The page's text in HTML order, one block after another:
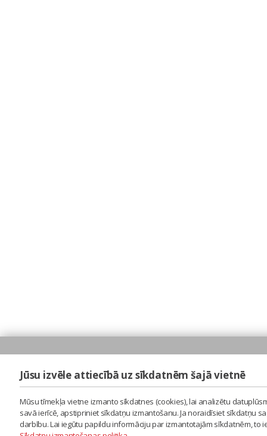
Jūsu izvēle attiecībā uz sīkdatnēm šajā vietnē
Mūsu tīmekļa vietne izmanto sīkdatnes (cookies), lai analizētu
savā ierīcē, apstipriniet sīkdatņu izmantošanu. Ja noraidīsiet sīkdatņu
darbību. Lai iegūtu papildu informāciju par izmantotajām sīkdatnēm,